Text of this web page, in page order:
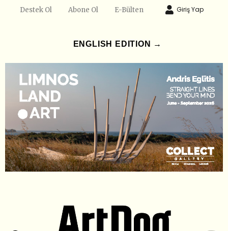
Destek Ol Abone Ol E-Bülten Giriş Yap
ENGLISH EDITION →